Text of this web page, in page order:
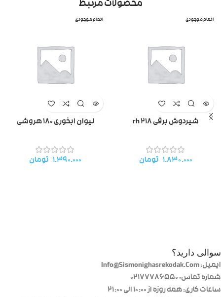
محصولات مرتبط
اتمام موجودی
شیردوش برقی rh 218
۱.۸۳۰.۰۰۰ تومان
اتمام موجودی
لیوان ابخوری ۱۸۰ هروشی
۱.۳۹۰.۰۰۰ تومان
سوالی دارید؟
ایمیل: Info@Sismonighasrekodak.Com
شماره تماس: 02177786550
ساعات کاری: همه روزه از ۱۰:۰۰ الی ۲۱:۰۰